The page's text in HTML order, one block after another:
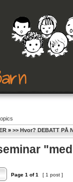
» >> Hvor? DEBATT PÅ
Page 1 of1 [ 1 post ]